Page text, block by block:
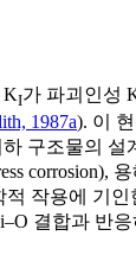
KI가 파괴인성
1987a). 이
구조물의
corrosion),
작용에 기
결합과 반